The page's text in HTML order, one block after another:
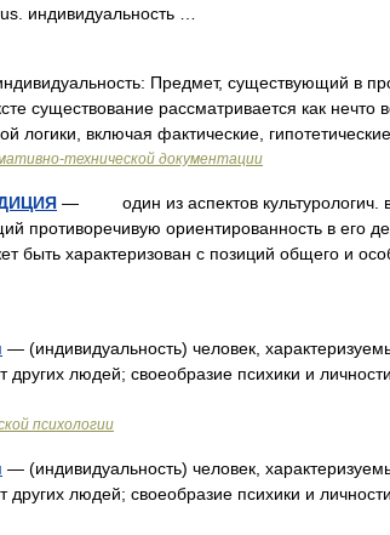
индивидуальность …
Предмет, существующий в
существование рассматривается как нечто
логики, включая фактические,
технической документации
— один из аспектов культурологич.
противоречивую ориентированность в его
быть характеризован с позиций общего и
— (индивидуальность) человек,
других людей; своеобразие психики и
психологии
— (индивидуальность) человек,
других людей; своеобразие психики и